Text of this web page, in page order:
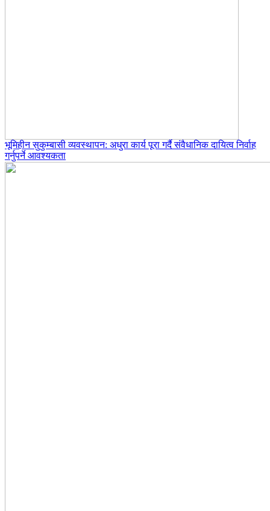
भूमिहीन सुकुम्बासी व्यवस्थापन: अधुरा कार्य पूरा गर्दै संवैधानिक दायित्व निर्वाह
गर्नुपर्ने आवश्यकता